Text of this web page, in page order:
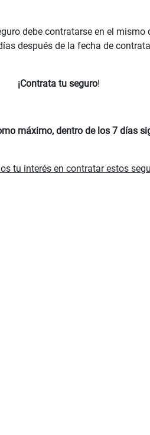
debe contratarse en el
después de la fecha de
¡Contrata tu seguro!
máximo, dentro de los 7 días
tu interés en contratar estos